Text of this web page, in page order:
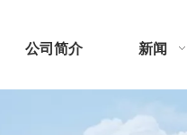
公司简介 新闻